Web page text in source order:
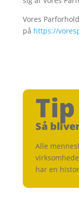
Vores
på https://
Så
Alle
har en